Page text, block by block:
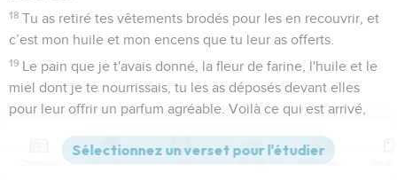
18 Tu as retiré tes vêtements brodés pour les en recouvrir, et
c’est mon huile et mon encens que tu leur as offerts.
19 Le pain que je t'avais donné, la fleur de farine, l'huile et le
miel dont je te nourrissais, tu les as déposés devant elles
pour leur offrir un parfum agréable. Voilà ce qui est arrivé,
Tu as pris tes fils et tes filles, ceux que tu m'avais donnés,
Versions Commentaires Strong